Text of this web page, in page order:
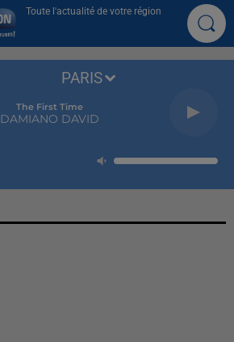
Toute l'actualité de votre région
The First Time
DAMIANO DAVID
PARIS